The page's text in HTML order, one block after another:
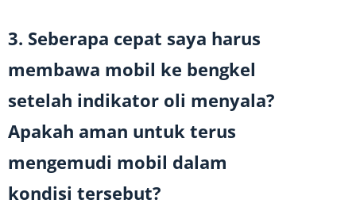
3. Seberapa cepat saya harus
membawa mobil ke bengkel
setelah indikator oli menyala?
Apakah aman untuk terus
mengemudi mobil dalam
kondisi tersebut?